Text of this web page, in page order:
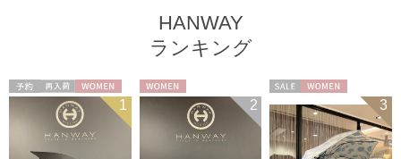
HANWAY
ランキング
予約 再入荷 WOMEN 1 WOMEN 2 3